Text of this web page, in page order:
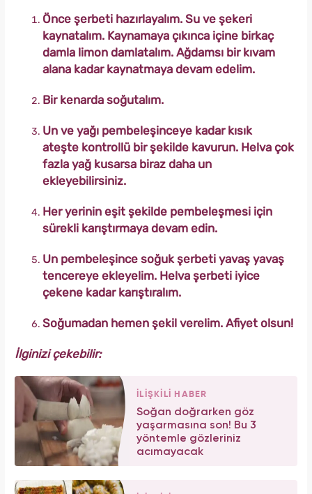
Önce şerbeti hazırlayalım. Su ve şekeri
kaynatalım. Kaynamaya çıkınca içine birkaç
damla limon damlatalım. Ağdamsı bir kıvam
alana kadar kaynatmaya devam edelim.
Bir kenarda soğutalım.
Un ve yağı pembeleşinceye kadar kısık
ateşte kontrollü bir şekilde kavurun. Helva çok
fazla yağ kusarsa biraz daha un
ekleyebilirsiniz.
Her yerinin eşit şekilde pembeleşmesi için
sürekli karıştırmaya devam edin.
Un pembeleşince soğuk şerbeti yavaş yavaş
tencereye ekleyelim. Helva şerbeti iyice
çekene kadar karıştıralım.
Soğumadan hemen şekil verelim. Afiyet olsun!
İlginizi çekebilir:
İLİŞKİLİ HABER
Soğan doğrarken göz
yaşarmasına son! Bu 3
yöntemle gözleriniz
acımayacak